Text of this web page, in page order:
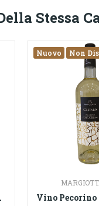
Stessa
Nuovo Non